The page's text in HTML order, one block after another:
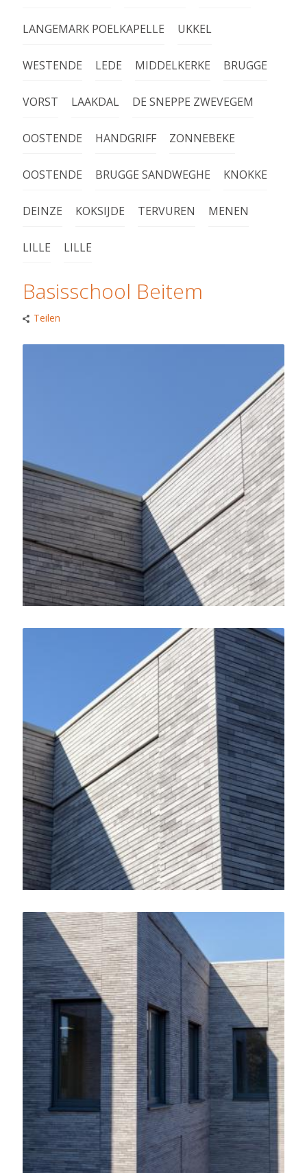
LANGEMARK POELKAPELLE UKKEL
WESTENDE LEDE MIDDELKERKE BRUGGE
VORST LAAKDAL DE SNEPPE ZWEVEGEM
OOSTENDE HANDGRIFF ZONNEBEKE
OOSTENDE BRUGGE SANDWEGHE KNOKKE
DEINZE KOKSIJDE TERVUREN MENEN
LILLE LILLE
Basisschool Beitem
Teilen